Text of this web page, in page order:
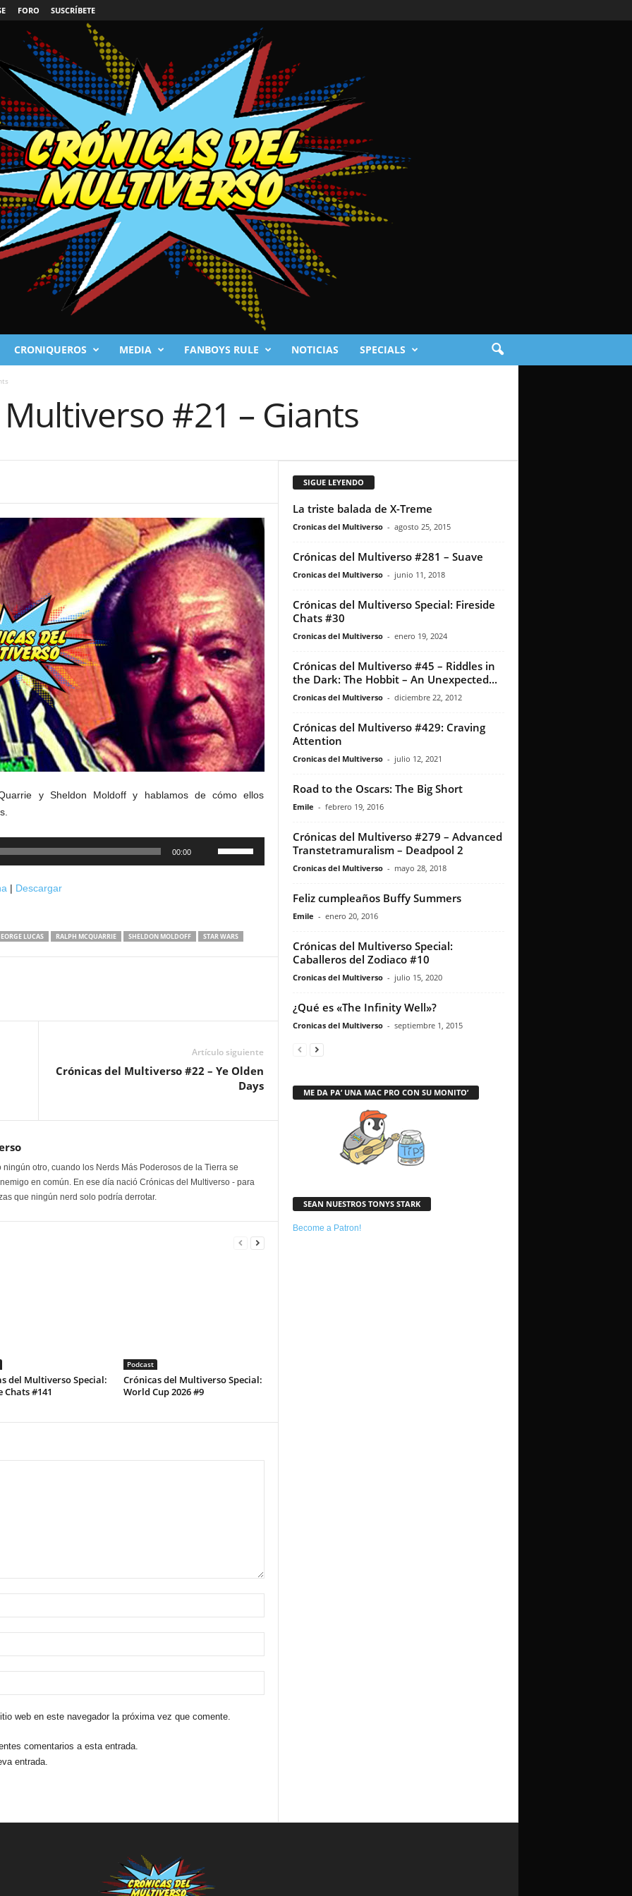
FORO SUSCRÍBETE
CRONIQUEROS MEDIA FANBOYS RULE NOTICIAS SPECIALS
#21 – Giants
y Sheldon Moldoff y hablamos de cómo ellos
00:00
arriba/abajo
| Descargar
LUCAS RALPH MCQUARRIE SHELDON MOLDOFF STAR WARS
Artículo siguiente
Crónicas del Multiverso #22 – Ye Olden
Days
ningún otro, cuando los Nerds Más Poderosos de la Tierra se
en común. En ese día nació Crónicas del Multiverso - para
que ningún nerd solo podría derrotar.
del Multiverso Special:
Chats #141
Podcast
Crónicas del Multiverso Special:
World Cup 2026 #9
web en este navegador la próxima vez que comente.
comentarios a esta entrada.
entrada.
SIGUE LEYENDO
La triste balada de X-Treme
Cronicas del Multiverso - agosto 25, 2015
Crónicas del Multiverso #281 – Suave
Cronicas del Multiverso - junio 11, 2018
Crónicas del Multiverso Special: Fireside
Chats #30
Cronicas del Multiverso - enero 19, 2024
Crónicas del Multiverso #45 – Riddles in
the Dark: The Hobbit – An Unexpected...
Cronicas del Multiverso - diciembre 22, 2012
Crónicas del Multiverso #429: Craving
Attention
Cronicas del Multiverso - julio 12, 2021
Road to the Oscars: The Big Short
Emile - febrero 19, 2016
Crónicas del Multiverso #279 – Advanced
Transtetramuralism – Deadpool 2
Cronicas del Multiverso - mayo 28, 2018
Feliz cumpleaños Buffy Summers
Emile - enero 20, 2016
Crónicas del Multiverso Special:
Caballeros del Zodiaco #10
Cronicas del Multiverso - julio 15, 2020
¿Qué es «The Infinity Well»?
Cronicas del Multiverso - septiembre 1, 2015
ME DA PA’ UNA MAC PRO CON SU MONITO’
SEAN NUESTROS TONYS STARK
Become a Patron!